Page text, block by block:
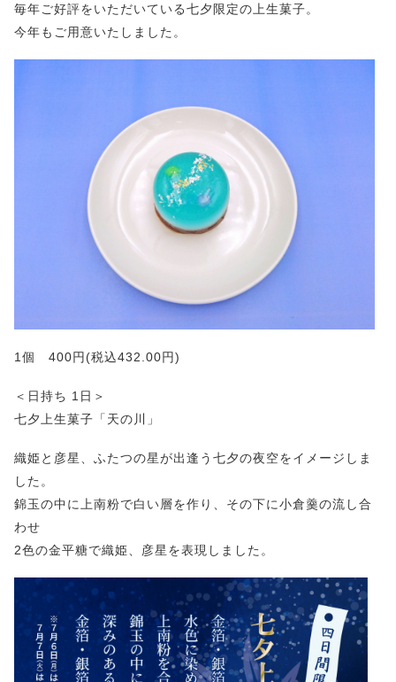
毎年ご好評をいただいている七夕限定の上生菓子。
今年もご用意いたしました。
1個 400円(税込432.00円)
＜日持ち 1日＞
七夕上生菓子「天の川」
織姫と彦星、ふたつの星が出逢う七夕の夜空をイメージしま
した。
錦玉の中に上南粉で白い層を作り、その下に小倉羹の流し合
わせ
2色の金平糖で織姫、彦星を表現しました。